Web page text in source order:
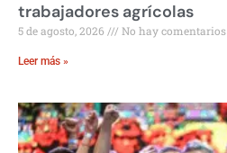
trabajadores agrícolas
5 de agosto, 2026 No hay comentarios
Leer más »